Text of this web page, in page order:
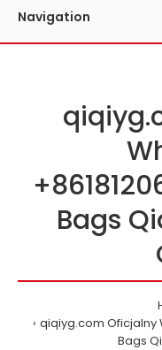
Navigation
Bags
qiqiyg.com Oficjalny
Bags